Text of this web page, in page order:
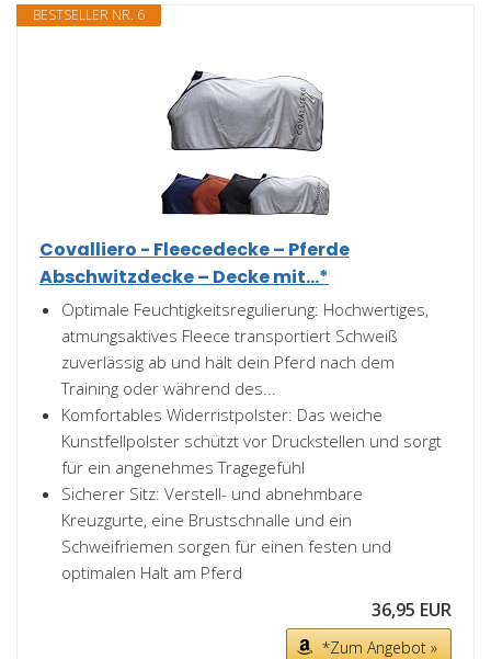
BESTSELLER NR. 6
Covalliero - Fleecedecke – Pferde
Abschwitzdecke – Decke mit...*
Optimale Feuchtigkeitsregulierung: Hochwertiges,
atmungsaktives Fleece transportiert Schweiß
zuverlässig ab und hält dein Pferd nach dem
Training oder während des...
Komfortables Widerristpolster: Das weiche
Kunstfellpolster schützt vor Druckstellen und sorgt
für ein angenehmes Tragegefühl
Sicherer Sitz: Verstell- und abnehmbare
Kreuzgurte, eine Brustschnalle und ein
Schweifriemen sorgen für einen festen und
optimalen Halt am Pferd
36,95 EUR
*Zum Angebot »